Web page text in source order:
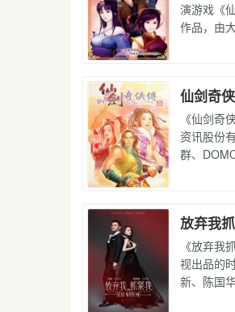
演游戏《
作品，由
仙剑奇
《仙剑奇
资讯股份
群、
放弃我
《放弃我
视出品的
新、陈国